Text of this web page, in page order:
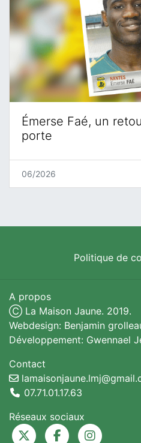
Émerse Faé, un
porte
06/2026
Politique de
A propos
Ⓒ La Maison Jaune. 2019.
Webdesign: Benjamin
Développement: Gwennael
Contact
07.71.01.17.63
Réseaux sociaux